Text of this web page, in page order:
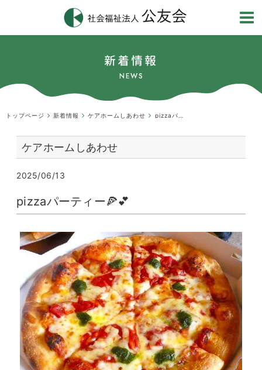
新着情報
NEWS
トップページ 新着情報 ケアホームしあわせ
ケアホームしあわせ
2025/06/13
pizzaパーティー🍕💕